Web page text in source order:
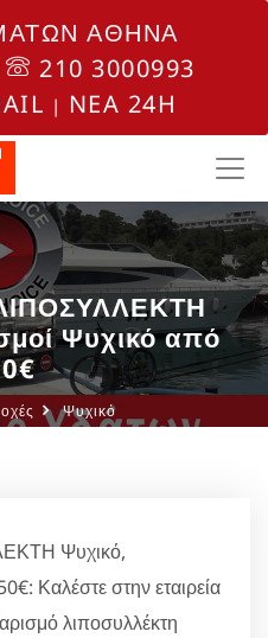
ΑΘΗΝΑ
210 3000993
| NEA 24H
Ψυχικό από
Ψυχικό
Ψυχικό,
Καλέστε στην εταιρεία
λιποσυλλέκτη